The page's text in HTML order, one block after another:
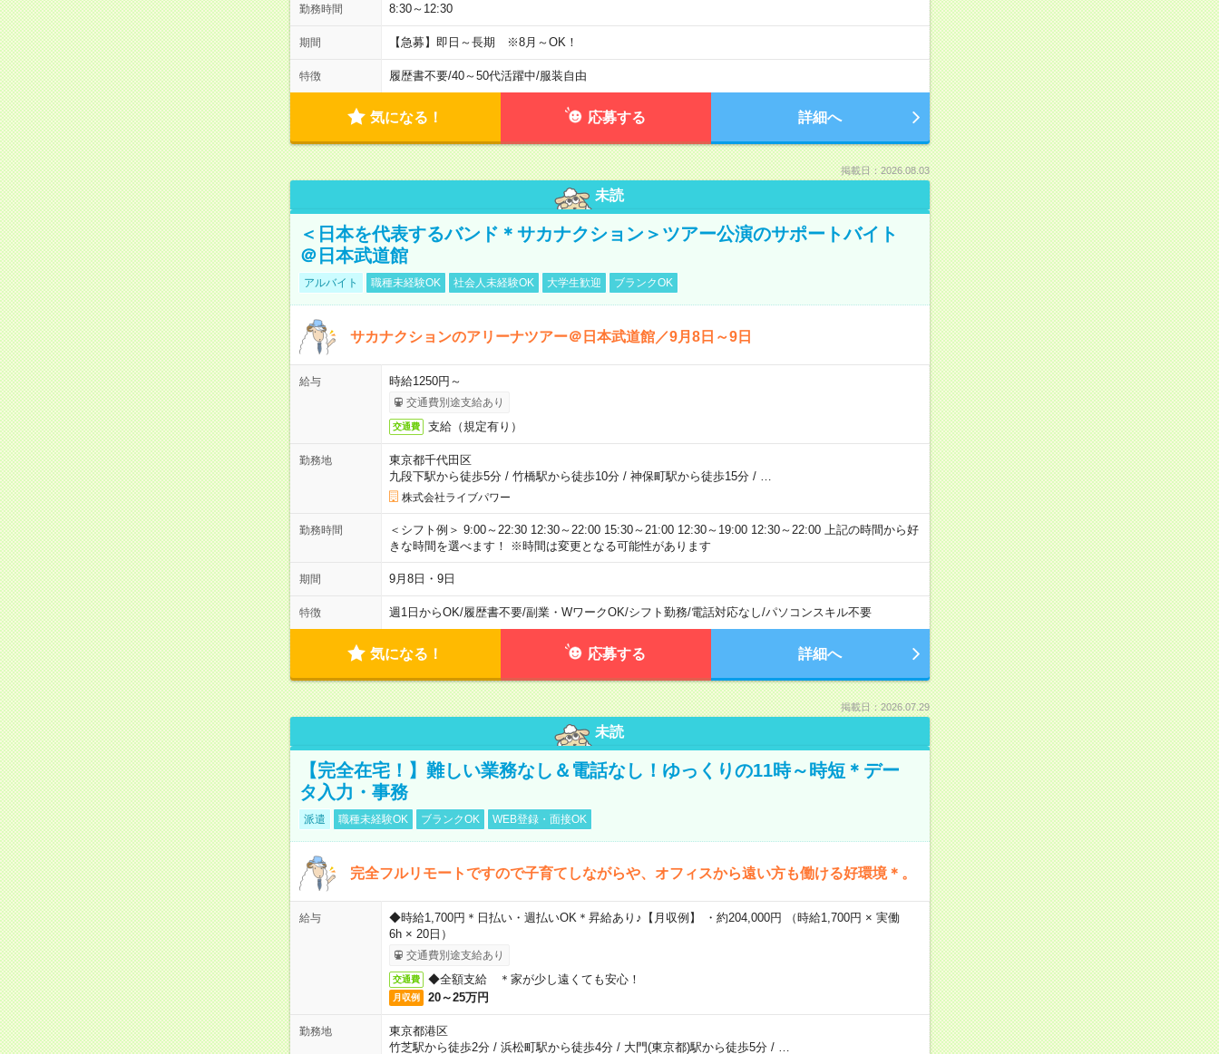
勤務時間 8:30～12:30
期間 【急募】即日～長期 ※8月～OK！
特徴 履歴書不要/40～50代活躍中/服装自由
気になる！ 応募する 詳細へ
掲載日：2026.08.03
未読
＜日本を代表するバンド＊サカナクション＞ツアー公演のサポートバイト
＠日本武道館
アルバイト 職種未経験OK 社会人未経験OK 大学生歓迎 ブランクOK
サカナクションのアリーナツアー＠日本武道館／9月8日～9日
給与 時給1250円～
交通費別途支給あり
交通費 支給（規定有り）
勤務地
東京都千代田区
九段下駅から徒歩5分/ 竹橋駅から徒歩10分/ 神保町駅から徒歩15分/
株式会社ライブパワー
勤務時間
＜シフト例＞ 9:00～22:30 12:30～22:00 15:30～21:00 12:30～19:00 12:30～22:00 上記の時間から好
きな時間を選べます！ ※時間は変更となる可能性があります
期間 9月8日・9日
特徴 週1日からOK/履歴書不要/副業・WワークOK/シフト勤務/電話対応なし/パソコンスキル不要
気になる！ 応募する 詳細へ
掲載日：2026.07.29
未読
【完全在宅！】難しい業務なし＆電話なし！ゆっくりの11時～時短＊デー
タ入力・事務
派遣 職種未経験OK ブランクOK WEB登録・面接OK
完全フルリモートですので子育てしながらや、オフィスから遠い方も働ける好環境＊。
給与
◆時給1,700円＊日払い・週払いOK＊昇給あり♪【月収例】 ・約204,000円 （時給1,700円 × 実働
6h × 20日）
交通費別途支給あり
交通費 ◆全額支給 ＊家が少し遠くても安心！
月収例 20～25万円
勤務地
東京都港区
竹芝駅から徒歩2分/ 浜松町駅から徒歩4分/ 大門(東京都)駅から徒歩5分/